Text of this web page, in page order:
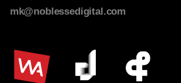
mk@noblessedigital.com